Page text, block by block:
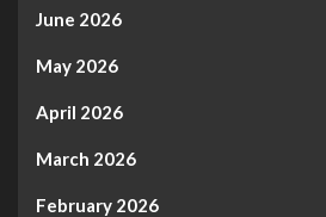
June 2026
May 2026
April 2026
March 2026
February 2026